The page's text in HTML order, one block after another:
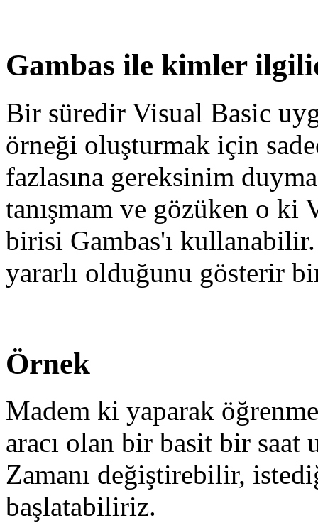
Gambas ile kimler
Bir süredir Visual Basic
örneği oluşturmak için
fazlasına gereksinim
tanışmam ve gözüken o ki
birisi Gambas'ı
yararlı olduğunu gösterir
Örnek
Madem ki yaparak
aracı olan bir basit bir saat
Zamanı değiştirebilir,
başlatabiliriz.